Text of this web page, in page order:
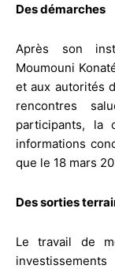
Des démarches
Après son
Moumouni
et aux autorités
rencontres
participants, la
informations
que le 18 mars
Des sorties
Le travail de